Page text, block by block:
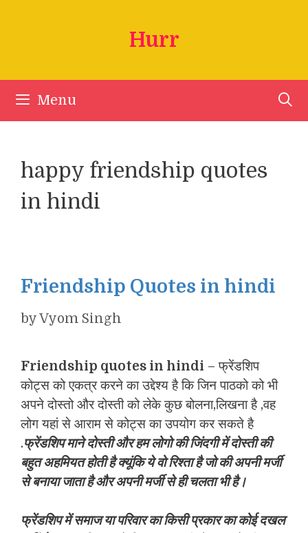
Hurr
Menu
happy friendship quotes
in hindi
Friendship Quotes in hindi
byVyom Singh
Friendship quotes in hindi – फ्रेंडशिप
कोट्स को एकत्र करने का उद्देश्य है कि जिन पाठको को भी
अपने दोस्तो और दोस्ती को लेके कुछ बोलना,लिखना है ,वह
लोग यहां से आराम से कोट्स का उपयोग कर सकते है
.फ्रेंडशिप माने दोस्ती और हम लोगो की जिंदगी में दोस्ती की
बहुत अहमियत होती है क्यूंकि ये वो रिश्ता है जो की अपनी मर्जी
से बनाया जाता है और अपनी मर्जी से ही चलता भी है।
फ्रेंडशिप में समाज या परिवार का किसी प्रकार का कोई दखल